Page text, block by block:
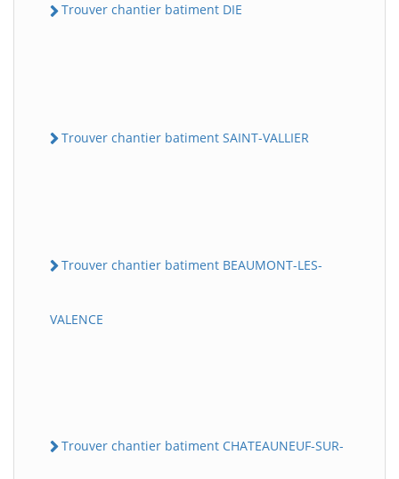
Trouver chantier batiment DIE
Trouver chantier batiment SAINT-VALLIER
Trouver chantier batiment BEAUMONT-LES-
VALENCE
Trouver chantier batiment CHATEAUNEUF-SUR-